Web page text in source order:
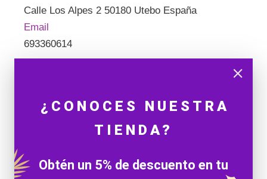
Calle Los Alpes 2 50180 Utebo España
Email
693360614
¿CONOCES NUESTRA
TIENDA?
Obtén un 5% de descuento en tu